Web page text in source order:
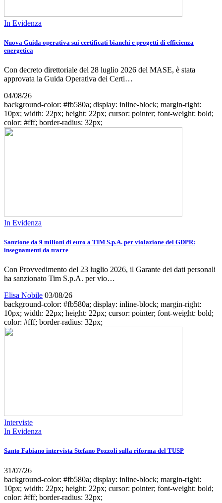
In Evidenza
Nuova Guida operativa sui certificati bianchi e progetti di efficienza
energetica
Con decreto direttoriale del 28 luglio 2026 del MASE, è stata
approvata la Guida Operativa dei Certi…
04/08/26
background-color: #fb580a; display: inline-block; margin-right:
10px; width: 22px; height: 22px; cursor: pointer; font-weight: bold;
color: #fff; border-radius: 32px;
In Evidenza
Sanzione da 9 milioni di euro a TIM S.p.A. per violazione del GDPR:
insegnamenti da trarre
Con Provvedimento del 23 luglio 2026, il Garante dei dati personali
ha sanzionato Tim S.p.A. per vio…
Elisa Nobile 03/08/26
background-color: #fb580a; display: inline-block; margin-right:
10px; width: 22px; height: 22px; cursor: pointer; font-weight: bold;
color: #fff; border-radius: 32px;
Interviste
In Evidenza
Santo Fabiano intervista Stefano Pozzoli sulla riforma del TUSP
31/07/26
background-color: #fb580a; display: inline-block; margin-right:
10px; width: 22px; height: 22px; cursor: pointer; font-weight: bold;
color: #fff; border-radius: 32px;